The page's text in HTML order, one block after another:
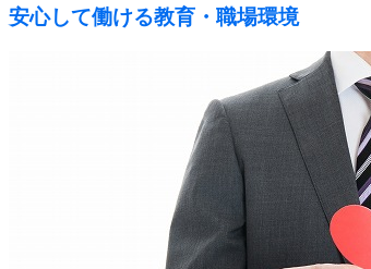
安心して働ける教育・職場環境